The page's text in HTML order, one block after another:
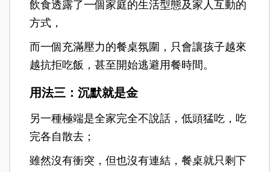
飲食透露了一個家庭的生活型態及家人互動的
方式，
而一個充滿壓力的餐桌氛圍，只會讓孩子越來
越抗拒吃飯，甚至開始逃避用餐時間。
用法三：沉默就是金
另一種極端是全家完全不說話，低頭猛吃，吃
完各自散去；
雖然沒有衝突，但也沒有連結，餐桌就只剩下